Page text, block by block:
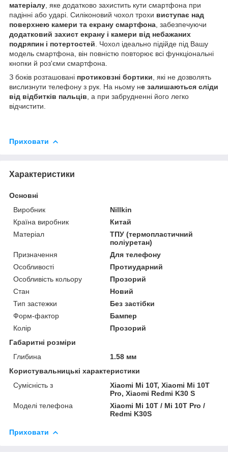
матеріалу , яке додатково захистить кути смартфона при
падінні або ударі. Силіконовий чохол трохи виступає над
поверхнею камери та екрану смартфона , забезпечуючи
додатковий захист екрану і камери від небажаних
подряпин і потертостей . Чохол ідеально підійде під Вашу
модель смартфона, він повністю повторює всі функціональні
кнопки й роз'єми смартфона.
З боків розташовані протиковзні бортики , які не дозволять
вислизнути телефону з рук. На ньому не залишаються сліди
від відбитків пальців , а при забрудненні його легко
відчистити.
Приховати
Характеристики
Основні
Виробник
Nillkin
Країна виробник
Китай
Матеріал
ТПУ (термопластичний
поліуретан)
Призначення
Для телефону
Особливості
Протиударний
Особливість кольору
Прозорий
Стан
Новий
Тип застежки
Без застібки
Форм-фактор
Бампер
Колір
Прозорий
Габаритні розміри
Глибина
1.58 мм
Користувальницькі характеристики
Сумісність з
Xiaomi Mi 10T, Xiaomi Mi 10T
Pro, Xiaomi Redmi K30 S
Моделі телефона
Xiaomi Mi 10T / Mi 10T Pro /
Redmi K30S
Приховати